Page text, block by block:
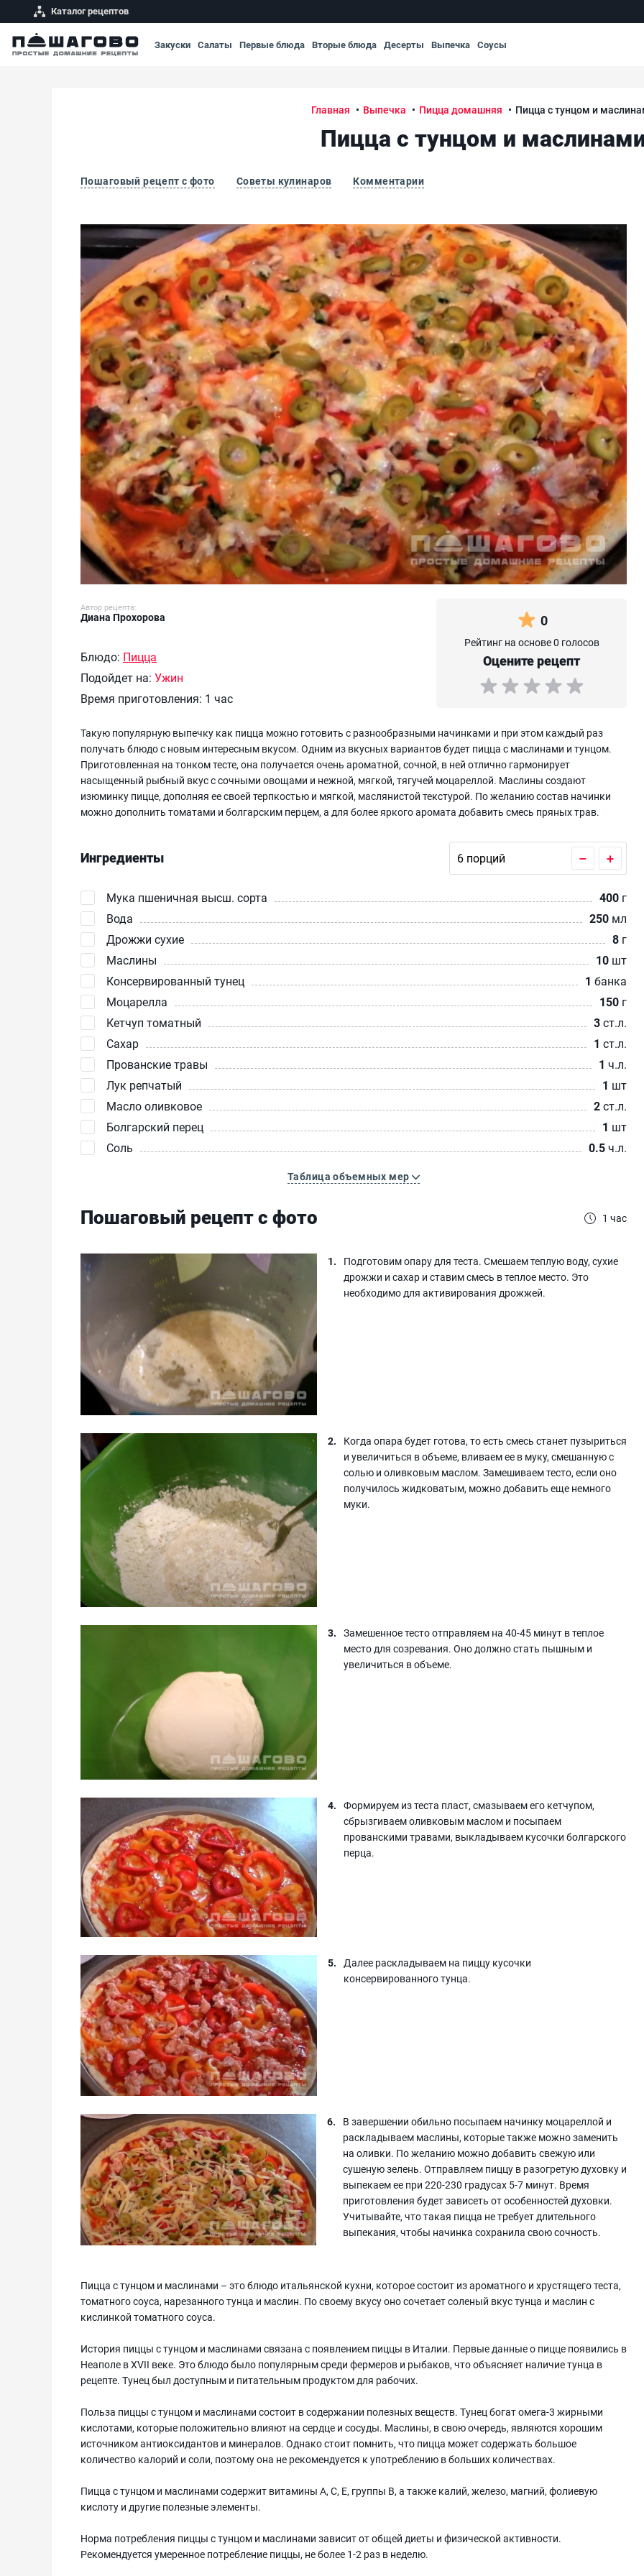
Каталог рецептов
Закуски Салаты Первые блюда Вторые блюда Десерты Выпечка Соусы
Главная Выпечка Пицца домашняя Пицца с тунцом и
Пицца с тунцом и
Пошаговый рецепт с фото Советы кулинаров Комментарии
Пицца с тунцом и маслинами
Автор рецепта:
Диана Прохорова
Блюдо: Пицца
Подойдет на: Ужин
Время приготовления: 1 час
0
Рейтинг на основе 0 голосов
Оцените рецепт
Такую популярную выпечку как пицца можно готовить с разнообразными начинками и при этом каждый раз
получать блюдо с новым интересным вкусом. Одним из вкусных вариантов будет пицца с маслинами и тунцом.
Приготовленная на тонком тесте, она получается очень ароматной, сочной, в ней отлично гармонирует
насыщенный рыбный вкус с сочными овощами и нежной, мягкой, тягучей моцареллой. Маслины создают
изюминку пицце, дополняя ее своей терпкостью и мягкой, маслянистой текстурой. По желанию состав начинки
можно дополнить томатами и болгарским перцем, а для более яркого аромата добавить смесь пряных трав.
Ингредиенты – +
Мука пшеничная высш. сорта 400 г
Вода
250 мл
Дрожжи сухие
8 г
Маслины
10 шт
Консервированный тунец
1 банка
Моцарелла
150 г
Кетчуп томатный
3ст.л.
Сахар
1 ст.л.
Прованские травы
1 ч.л.
Лук репчатый
1 шт
Масло оливковое
2ст.л.
Болгарский перец
1 шт
Соль
0.5ч.л.
Таблица объемных мер
Пошаговый рецепт с фото 1 час
Подготовим опару для теста. Смешаем теплую воду, сухие
дрожжи и сахар и ставим смесь в теплое место. Это
необходимо для активирования дрожжей.
Когда опара будет готова, то есть смесь станет пузыриться
и увеличиться в объеме, вливаем ее в муку, смешанную с
солью и оливковым маслом. Замешиваем тесто, если оно
получилось жидковатым, можно добавить еще немного
муки.
Замешенное тесто отправляем на 40-45 минут в теплое
место для созревания. Оно должно стать пышным и
увеличиться в объеме.
Формируем из теста пласт, смазываем его кетчупом,
сбрызгиваем оливковым маслом и посыпаем
прованскими травами, выкладываем кусочки болгарского
перца.
Далее раскладываем на пиццу кусочки
консервированного тунца.
В завершении обильно посыпаем начинку моцареллой и
раскладываем маслины, которые также можно заменить
на оливки. По желанию можно добавить свежую или
сушеную зелень. Отправляем пиццу в разогретую духовку и
выпекаем ее при 220-230 градусах 5-7 минут. Время
приготовления будет зависеть от особенностей духовки.
Учитывайте, что такая пицца не требует длительного
выпекания, чтобы начинка сохранила свою сочность.
Пицца с тунцом и маслинами – это блюдо итальянской кухни, которое состоит из ароматного и хрустящего теста,
томатного соуса, нарезанного тунца и маслин. По своему вкусу оно сочетает соленый вкус тунца и маслин с
кислинкой томатного соуса.
История пиццы с тунцом и маслинами связана с появлением пиццы в Италии. Первые данные о пицце появились в
Неаполе в XVII веке. Это блюдо было популярным среди фермеров и рыбаков, что объясняет наличие тунца в
рецепте. Тунец был доступным и питательным продуктом для рабочих.
Польза пиццы с тунцом и маслинами состоит в содержании полезных веществ. Тунец богат омега-3 жирными
кислотами, которые положительно влияют на сердце и сосуды. Маслины, в свою очередь, являются хорошим
источником антиоксидантов и минералов. Однако стоит помнить, что пицца может содержать большое
количество калорий и соли, поэтому она не рекомендуется к употреблению в больших количествах.
Пицца с тунцом и маслинами содержит витамины А, С, E, группы В, а также калий, железо, магний, фолиевую
кислоту и другие полезные элементы.
Норма потребления пиццы с тунцом и маслинами зависит от общей диеты и физической активности.
Рекомендуется умеренное потребление пиццы, не более 1-2 раз в неделю.